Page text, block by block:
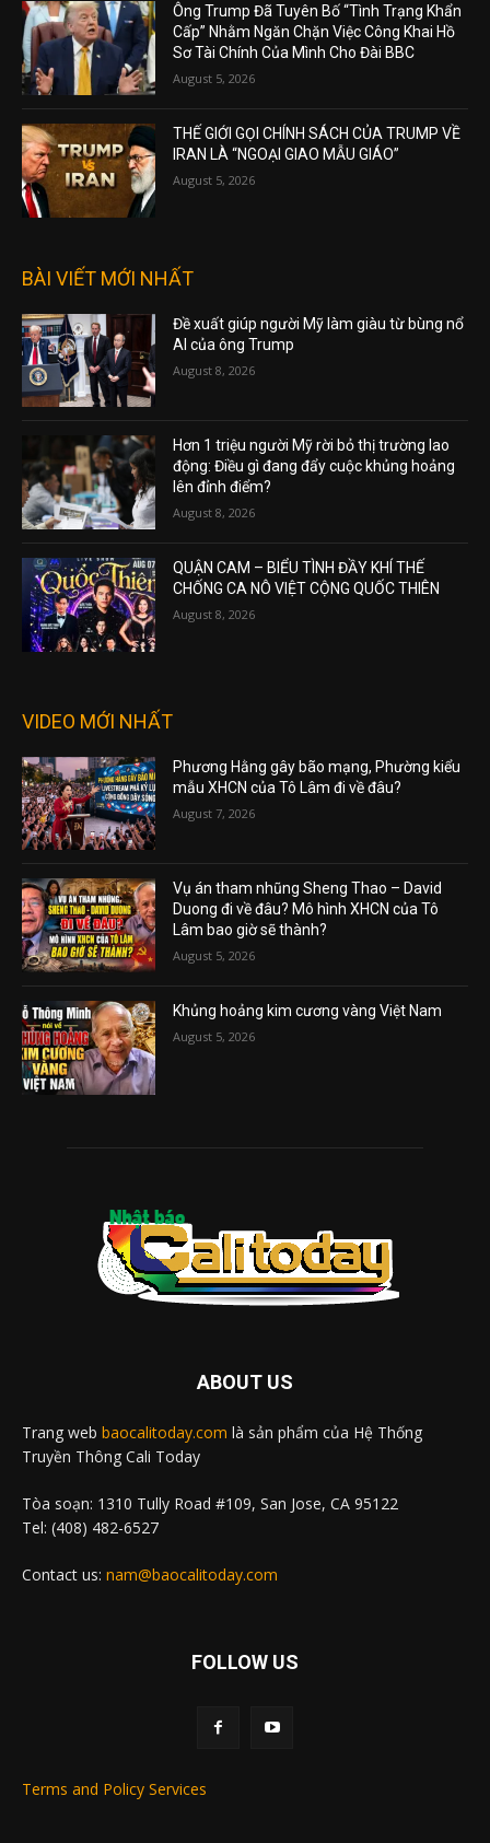
Ông Trump Đã Tuyên Bố “Tình Trạng Khẩn
Cấp” Nhằm Ngăn Chặn Việc Công Khai Hồ
Sơ Tài Chính Của Mình Cho Đài BBC
August 5, 2026
THẾ GIỚI GỌI CHÍNH SÁCH CỦA TRUMP VỀ
IRAN LÀ “NGOẠI GIAO MẪU GIÁO”
August 5, 2026
BÀI VIẾT MỚI NHẤT
Đề xuất giúp người Mỹ làm giàu từ bùng nổ
AI của ông Trump
August 8, 2026
Hơn 1 triệu người Mỹ rời bỏ thị trường lao
động: Điều gì đang đẩy cuộc khủng hoảng
lên đỉnh điểm?
August 8, 2026
QUẬN CAM – BIỂU TÌNH ĐẦY KHÍ THẾ
CHỐNG CA NÔ VIỆT CỘNG QUỐC THIÊN
August 8, 2026
VIDEO MỚI NHẤT
Phương Hằng gây bão mạng, Phường kiểu
mẫu XHCN của Tô Lâm đi về đâu?
August 7, 2026
Vụ án tham nhũng Sheng Thao – David
Duong đi về đâu? Mô hình XHCN của Tô
Lâm bao giờ sẽ thành?
August 5, 2026
Khủng hoảng kim cương vàng Việt Nam
August 5, 2026
ABOUT US
Trang web baocalitoday.com là sản phẩm của Hệ Thống
Truyền Thông Cali Today
Tòa soạn: 1310 Tully Road #109, San Jose, CA 95122
Tel: (408) 482-6527
Contact us: nam@baocalitoday.com
FOLLOW US
Terms and Policy Services